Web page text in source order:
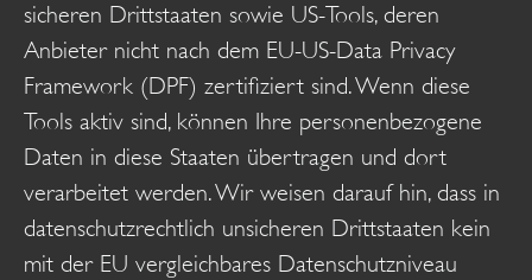
sicheren Drittstaaten sowie US-Tools, deren
Anbieter nicht nach dem EU-US-Data Privacy
Framework (DPF) zertifiziert sind. Wenn diese
Tools aktiv sind, können Ihre personenbezogene
Daten in diese Staaten übertragen und dort
verarbeitet werden. Wir weisen darauf hin, dass in
datenschutzrechtlich unsicheren Drittstaaten kein
mit der EU vergleichbares Datenschutzniveau